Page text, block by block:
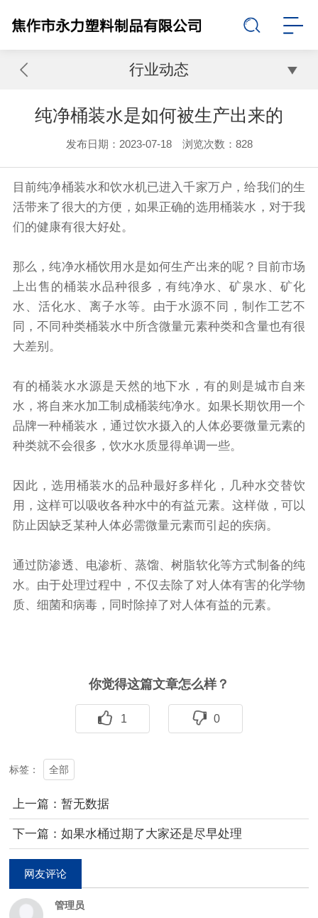
行业动态
纯净桶装水是如何被生产出来的
发布日期：2023-07-18 浏览次数： 828
目前纯净桶装水和饮水机已进入千家万户，给我们的生
活带来了很大的方便，如果正确的选用桶装水，对于我
们的健康有很大好处。
那么，纯净水桶饮用水是如何生产出来的呢？目前市场
上出售的桶装水品种很多，有纯净水、矿泉水、矿化
水、活化水、离子水等。由于水源不同，制作工艺不
同，不同种类桶装水中所含微量元素种类和含量也有很
大差别。
有的桶装水水源是天然的地下水，有的则是城市自来
水，将自来水加工制成桶装纯净水。如果长期饮用一个
品牌一种桶装水，通过饮水摄入的人体必要微量元素的
种类就不会很多，饮水水质显得单调一些。
因此，选用桶装水的品种最好多样化，几种水交替饮
用，这样可以吸收各种水中的有益元素。这样做，可以
防止因缺乏某种人体必需微量元素而引起的疾病。
通过防渗透、电渗析、蒸馏、树脂软化等方式制备的纯
水。由于处理过程中，不仅去除了对人体有害的化学物
质、细菌和病毒，同时除掉了对人体有益的元素。
你觉得这篇文章怎么样？
1 0
标签： 全部
上一篇：暂无数据
下一篇：如果水桶过期了大家还是尽早处理
网友评论
管理员